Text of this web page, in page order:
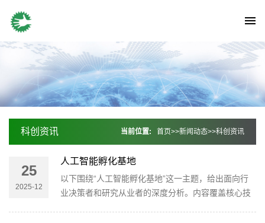
科创资讯 当前位置: 首页>>新闻动态>>科创资讯
25
2025-12
人工智能孵化基地
以下围绕“人工智能孵化基地”这一主题，给出面向行
业决策者和研究从业者的深度分析。内容覆盖核心技